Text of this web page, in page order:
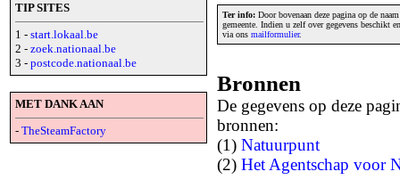
TIP SITES
1 - start.lokaal.be
2 - zoek.nationaal.be
3 - postcode.nationaal.be
MET DANK AAN
- TheSteamFactory
Ter info: Door bovenaan deze pagina op de
gemeente. Indien u zelf over gegevens beschikt
via ons mailformulier.
Bronnen
De gegevens op deze
bronnen:
(1) Natuurpunt
(2) Het Agentschap voor